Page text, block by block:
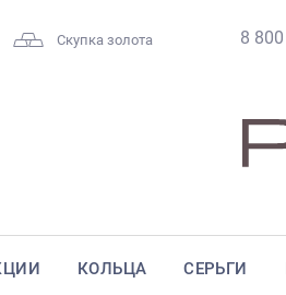
Скупка золота 8
КОЛЬЦА СЕРЬГИ